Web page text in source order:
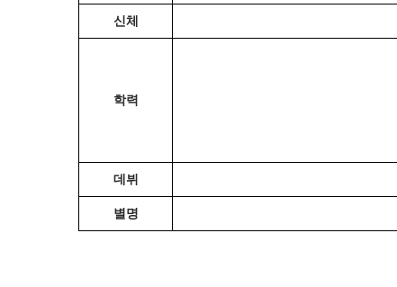
신체
학력
데뷔
별명